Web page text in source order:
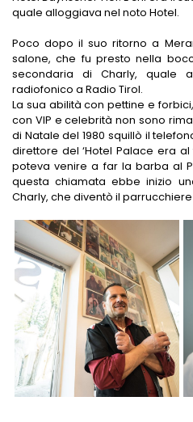
quale alloggiava nel noto Hotel.
Poco dopo il suo ritorno a
salone, che fu presto nella
secondaria di Charly, quale
radiofonico a Radio Tirol.
La sua abilità con pettine e
con VIP e celebrità non sono
di Natale del 1980 squillò il
direttore del ‘Hotel Palace era
poteva venire a far la barba al
questa chiamata ebbe inizio
Charly, che diventò il